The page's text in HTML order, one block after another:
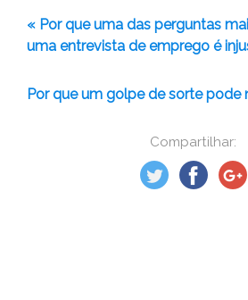
Compartilhar:
« Por que uma das perguntas
uma entrevista de emprego é
Por que um golpe de sorte pode